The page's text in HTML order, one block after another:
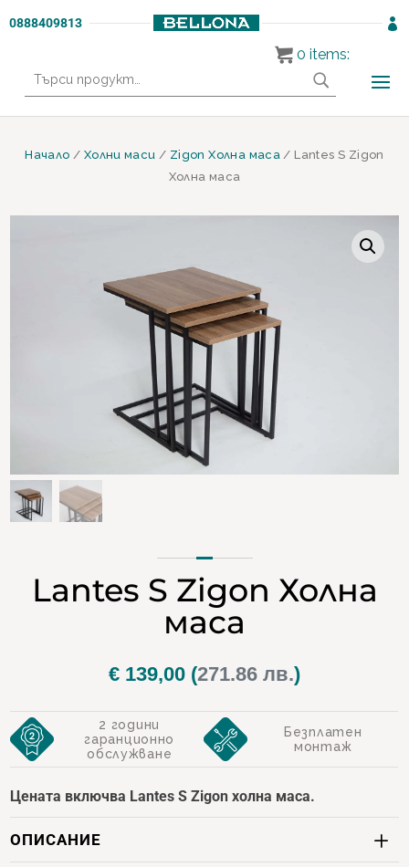
0888409813 
за:
Начало / Холни маси / Zigon Холна маса / Lantes S Zigon
Холна маса
Lantes S Zigon Холна
маса
€ 139,00 (271.86 лв.)
2 години
гаранционно
обслужване
Безплатен
монтаж
Цената включва Lantes S Zigon холна маса.
ОПИСАНИЕ
0 items: